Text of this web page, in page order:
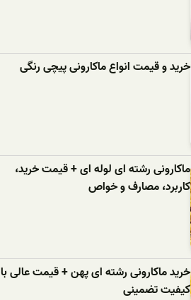
خرید و قیمت انواع ماکارونی پیچی رنگی
ماکارونی رشته ای لوله ای + قیمت خرید،
کاربرد، مصارف و خواص
خرید ماکارونی رشته ای پهن + قیمت عالی با
کیفیت تضمینی